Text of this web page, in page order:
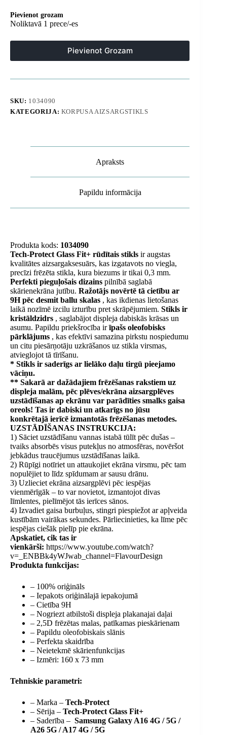
Pievienot grozam
Noliktavā 1 prece/-es
Pievienot Grozam
SKU: 1034090
KATEGORIJA: KORPUSA AIZSARGSTIKLS
Apraksts
Papildu informācija
Produkta kods: 1034090
Tech-Protect Glass Fit+ rūdītais stikls ir augstas
kvalitātes aizsargaksesuārs, kas izgatavots no viegla,
precīzi frēzēta stikla, kura biezums ir tikai 0,3 mm.
Perfekti pieguļošais dizains pilnībā saglabā
skārienekrāna jutību. Ražotājs novērtē tā cietību ar
9H pēc desmit ballu skalas , kas ikdienas lietošanas
laikā nozīmē izcilu izturību pret skrāpējumiem. Stikls ir
kristāldzidrs , saglabājot displeja dabiskās krāsas un
asumu. Papildu priekšrocība irīpašs oleofobisks
pārklājums , kas efektīvi samazina pirkstu nospiedumu
un citu piesārņotāju uzkrāšanos uz stikla virsmas,
atvieglojot tā tīrīšanu.
* Stikls ir saderīgs ar lielāko daļu tirgū pieejamo
vāciņu.
** Sakarā ar dažādajiem frēzēšanas rakstiem uz
displeja malām, pēc plēves/ekrāna aizsargplēves
uzstādīšanas ap ekrānu var parādīties smalks gaisa
oreols! Tas ir dabiski un atkarīgs no jūsu
konkrētajā ierīcē izmantotās frēzēšanas metodes.
UZSTĀDĪŠANAS INSTRUKCIJA:
1) Sāciet uzstādīšanu vannas istabā tūlīt pēc dušas –
tvaiks absorbēs visus putekļus no atmosfēras, novēršot
jebkādus traucējumus uzstādīšanas laikā.
2) Rūpīgi notīriet un attaukojiet ekrāna virsmu, pēc tam
nopulējiet to līdz spīdumam ar sausu drānu.
3) Uzlieciet ekrāna aizsargplēvi pēc iespējas
vienmērīgāk – to var novietot, izmantojot divas
līmlentes, pielīmējot tās ierīces sānos.
4) Izvadiet gaisa burbuļus, stingri piespiežot ar apļveida
kustībām vairākas sekundes. Pārliecinieties, ka līme pēc
iespējas ciešāk pielīp pie ekrāna.
Apskatiet, cik tas ir
vienkārši: https://www.youtube.com/watch?
v=_ENBBk4yWJwab_channel=FlavourDesign
Produkta funkcijas:
– 100% oriģināls
– Iepakots oriģinālajā iepakojumā
– Cietība 9H
– Nogriezt atbilstoši displeja plakanajai daļai
– 2,5D frēzētas malas, patīkamas pieskārienam
– Papildu oleofobiskais slānis
– Perfekta skaidrība
– Neietekmē skārienfunkcijas
– Izmēri: 160 x 73 mm
Tehniskie parametri:
– Marka – Tech-Protect
– Sērija – Tech-Protect Glass Fit+
– Saderība – Samsung Galaxy A16 4G / 5G /
A26 5G / A17 4G / 5G